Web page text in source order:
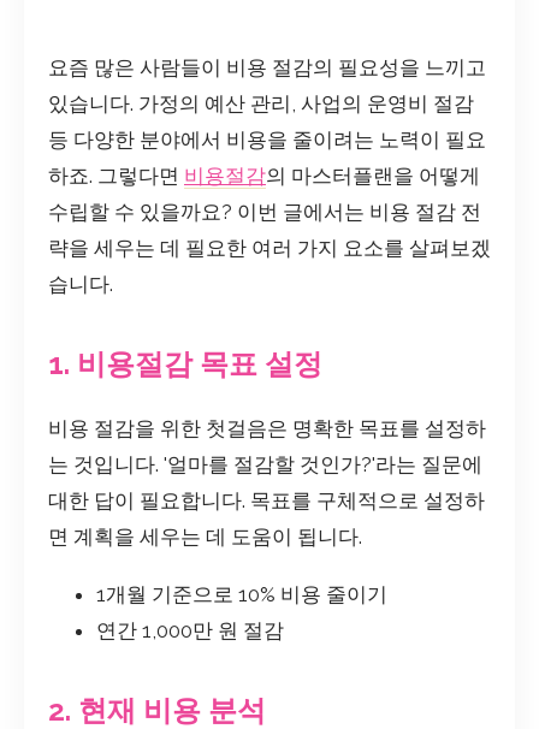
요즘 많은 사람들이 비용 절감의 필요성을 느끼고
있습니다. 가정의 예산 관리, 사업의 운영비 절감
등 다양한 분야에서 비용을 줄이려는 노력이 필요
하죠. 그렇다면 비용절감의 마스터플랜을 어떻게
수립할 수 있을까요? 이번 글에서는 비용 절감 전
략을 세우는 데 필요한 여러 가지 요소를 살펴보겠
습니다.
1. 비용절감 목표 설정
비용 절감을 위한 첫걸음은 명확한 목표를 설정하
는 것입니다. '얼마를 절감할 것인가?'라는 질문에
대한 답이 필요합니다. 목표를 구체적으로 설정하
면 계획을 세우는 데 도움이 됩니다.
1개월 기준으로 10% 비용 줄이기
연간 1,000만 원 절감
2. 현재 비용 분석